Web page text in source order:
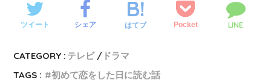
ツイート シェア はてブ Pocket LINE
CATEGORY : テレビ
ドラマ
TAGS :
初めて恋をした日に読む話